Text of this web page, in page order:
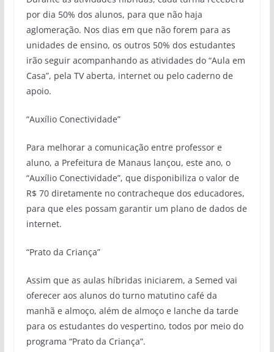
por dia 50% dos alunos, para que não haja
aglomeração. Nos dias em que não forem para as
unidades de ensino, os outros 50% dos estudantes
irão seguir acompanhando as atividades do “Aula em
Casa”, pela TV aberta, internet ou pelo caderno de
apoio.
“Auxílio Conectividade”
Para melhorar a comunicação entre professor e
aluno, a Prefeitura de Manaus lançou, este ano, o
“Auxílio Conectividade”, que disponibiliza o valor de
R$ 70 diretamente no contracheque dos educadores,
para que eles possam garantir um plano de dados de
internet.
“Prato da Criança”
Assim que as aulas híbridas iniciarem, a Semed vai
oferecer aos alunos do turno matutino café da
manhã e almoço, além de almoço e lanche da tarde
para os estudantes do vespertino, todos por meio do
programa “Prato da Criança”.